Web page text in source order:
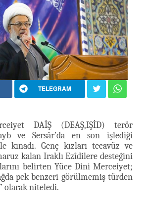
TELEGRAM
DAİŞ (DEAŞ,IŞİD) terör
ve Sersâr’da en son işlediği
kınadı. Genç kızları tecavüz ve
kalan Iraklı Ezîdilere desteğini
belirten Yüce Dini Merceiyet;
pek benzeri görülmemiş türden
olarak niteledi.